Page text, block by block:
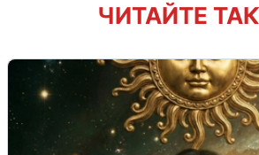
ЧИТАЙТЕ